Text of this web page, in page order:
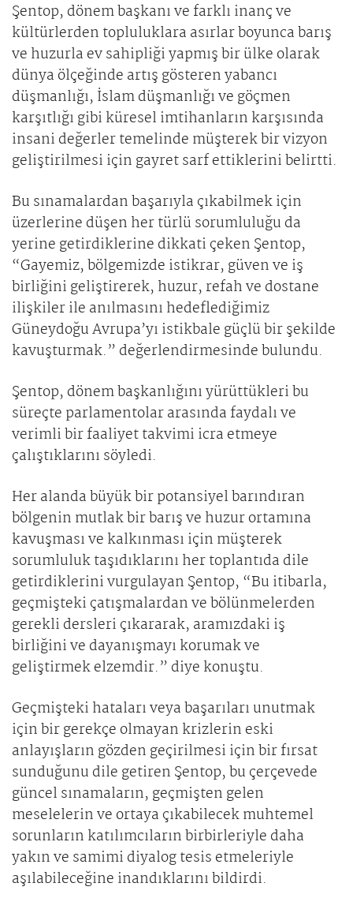
Şentop, dönem başkanı ve farklı inanç ve
kültürlerden topluluklara asırlar boyunca barış
ve huzurla ev sahipliği yapmış bir ülke olarak
dünya ölçeğinde artış gösteren yabancı
düşmanlığı, İslam düşmanlığı ve göçmen
karşıtlığı gibi küresel imtihanların karşısında
insani değerler temelinde müşterek bir vizyon
geliştirilmesi için gayret sarf ettiklerini belirtti.
Bu sınamalardan başarıyla çıkabilmek için
üzerlerine düşen her türlü sorumluluğu da
yerine getirdiklerine dikkati çeken Şentop,
“Gayemiz, bölgemizde istikrar, güven ve iş
birliğini geliştirerek, huzur, refah ve dostane
ilişkiler ile anılmasını hedeflediğimiz
Güneydoğu Avrupa’yı istikbale güçlü bir şekilde
kavuşturmak.” değerlendirmesinde bulundu.
Şentop, dönem başkanlığını yürüttükleri bu
süreçte parlamentolar arasında faydalı ve
verimli bir faaliyet takvimi icra etmeye
çalıştıklarını söyledi.
Her alanda büyük bir potansiyel barındıran
bölgenin mutlak bir barış ve huzur ortamına
kavuşması ve kalkınması için müşterek
sorumluluk taşıdıklarını her toplantıda dile
getirdiklerini vurgulayan Şentop, “Bu itibarla,
geçmişteki çatışmalardan ve bölünmelerden
gerekli dersleri çıkararak, aramızdaki iş
birliğini ve dayanışmayı korumak ve
geliştirmek elzemdir.” diye konuştu.
Geçmişteki hataları veya başarıları unutmak
için bir gerekçe olmayan krizlerin eski
anlayışların gözden geçirilmesi için bir fırsat
sunduğunu dile getiren Şentop, bu çerçevede
güncel sınamaların, geçmişten gelen
meselelerin ve ortaya çıkabilecek muhtemel
sorunların katılımcıların birbirleriyle daha
yakın ve samimi diyalog tesis etmeleriyle
aşılabileceğine inandıklarını bildirdi.